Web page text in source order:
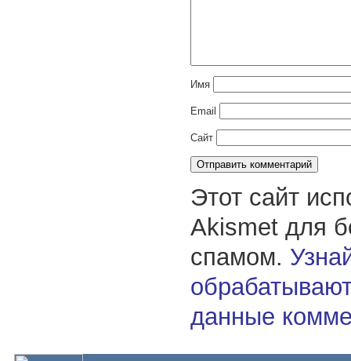
Имя
Email
Сайт
Этот сайт
Akismet для
спамом.
данные